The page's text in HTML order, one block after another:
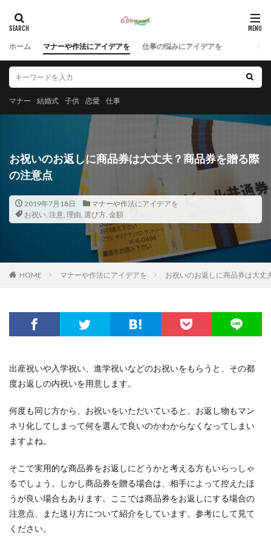
ホーム マナーや作法にアイデアを 仕事の悩みにアイデアを
マナー 結婚式 子供 恋愛 仕事
お祝いのお返しに商品券は大丈夫？商品券を贈る際
の注意点
2019年7月18日
マナーや作法にアイデアを
お祝い, 注意, 理由, 選び方, 金額
HOME マナーや作法にアイデアを お祝いのお返しに商品券は大丈
出産祝いや入学祝い、進学祝いなどのお祝いをもらうと、その都
度お返しの内祝いを用意します。
何度も同じ方から、お祝いをいただいていると、お返し物もマン
ネリ化してしまって何を選んで良いのかわからなくなってしまい
ますよね。
そこで実用的な商品券をお返しにどうかと考える方もいらっしゃ
るでしょう。しかし商品券を贈る場合は、相手によって控えたほ
うが良い場合もあります。ここでは商品券をお返しにする場合の
注意点、また送り方について紹介をしています。参考にして見て
ください。